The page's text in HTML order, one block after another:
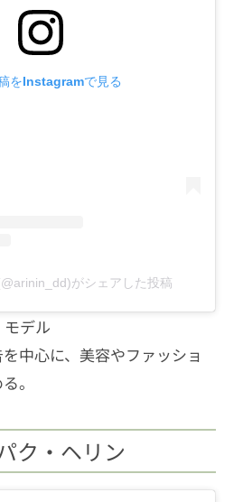
をInstagramで見る
がシェアした投稿
デル
中心に、美容やファッショ
。
ク・ヘリン